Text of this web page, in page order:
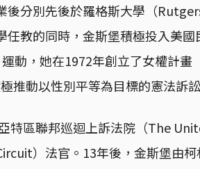
後分別先後於羅格斯大學（
教的同時，金斯堡積極投入美國
運動，她在1972年創立了女權計
推動以性別平等為目標的憲法訴
特區聯邦巡迴上訴法院（The
）法官。13年後，金斯堡由柯